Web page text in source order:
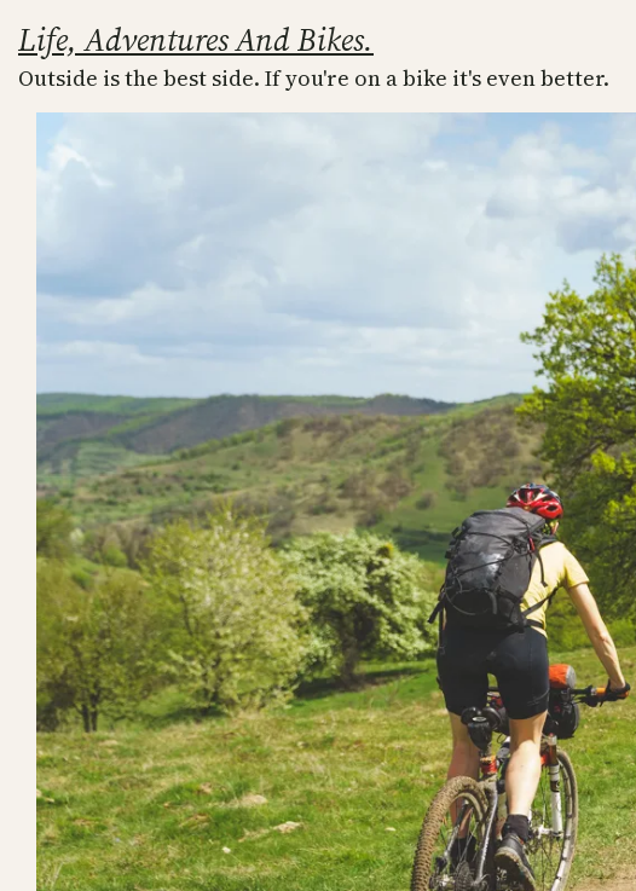
to
content
Life, Adventures And Bikes.
Outside is the best side. If you're on a bike it's even better.